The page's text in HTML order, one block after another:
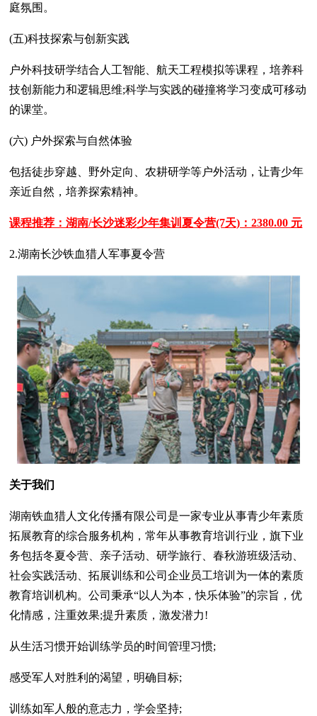
庭氛围。
(五)科技探索与创新实践
户外科技研学结合人工智能、航天工程模拟等课程，培养科
技创新能力和逻辑思维;科学与实践的碰撞将学习变成可移动
的课堂。
(六) 户外探索与自然体验
包括徒步穿越、野外定向、农耕研学等户外活动，让青少年
亲近自然，培养探索精神。
课程推荐：湖南/长沙迷彩少年集训夏令营(7天)：2380.00 元
2.湖南长沙铁血猎人军事夏令营
关于我们
湖南铁血猎人文化传播有限公司是一家专业从事青少年素质
拓展教育的综合服务机构，常年从事教育培训行业，旗下业
务包括冬夏令营、亲子活动、研学旅行、春秋游班级活动、
社会实践活动、拓展训练和公司企业员工培训为一体的素质
教育培训机构。公司秉承“以人为本，快乐体验”的宗旨，优
化情感，注重效果;提升素质，激发潜力!
从生活习惯开始训练学员的时间管理习惯;
感受军人对胜利的渴望，明确目标;
训练如军人般的意志力，学会坚持;